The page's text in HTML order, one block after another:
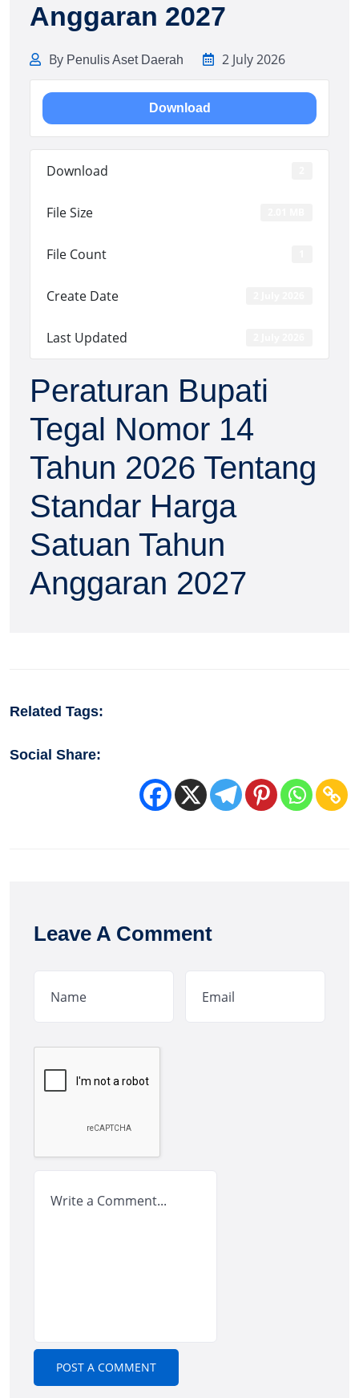
Anggaran 2027
By Penulis Aset Daerah 2 July 2026
Download
Download
File Size
File Count
Create Date
Last Updated
Peraturan Bupati
Tegal Nomor 14
Tahun 2026 Tentang
Standar Harga
Satuan Tahun
Anggaran 2027
Related Tags:
Social Share:
Leave A Comment